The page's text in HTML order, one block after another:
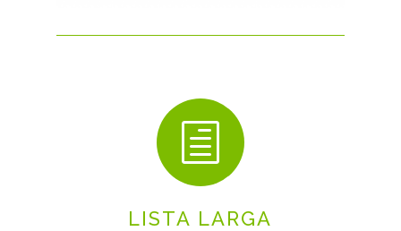
h
LISTA LARGA